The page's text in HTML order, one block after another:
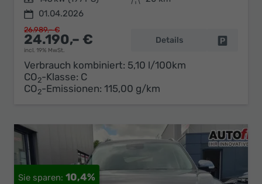
01.04.2026
24.190,– €
incl. 19% MwSt.
26.989,– €
Details
Verbrauch kombiniert: 5,10 l/100km
CO2-Klasse: C
CO2-Emissionen: 115,00 g/km
10,4%